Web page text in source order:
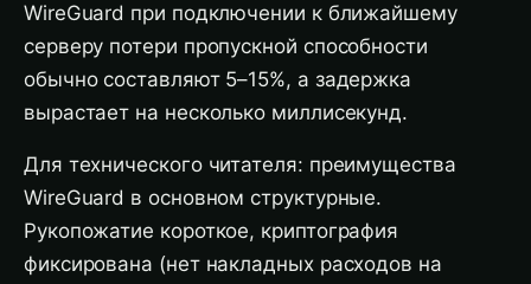
WireGuard при подключении к ближайшему
серверу потери пропускной способности
обычно составляют 5–15%, а задержка
вырастает на несколько миллисекунд.
Для технического читателя: преимущества
WireGuard в основном структурные.
Рукопожатие короткое, криптография
фиксирована (нет накладных расходов на